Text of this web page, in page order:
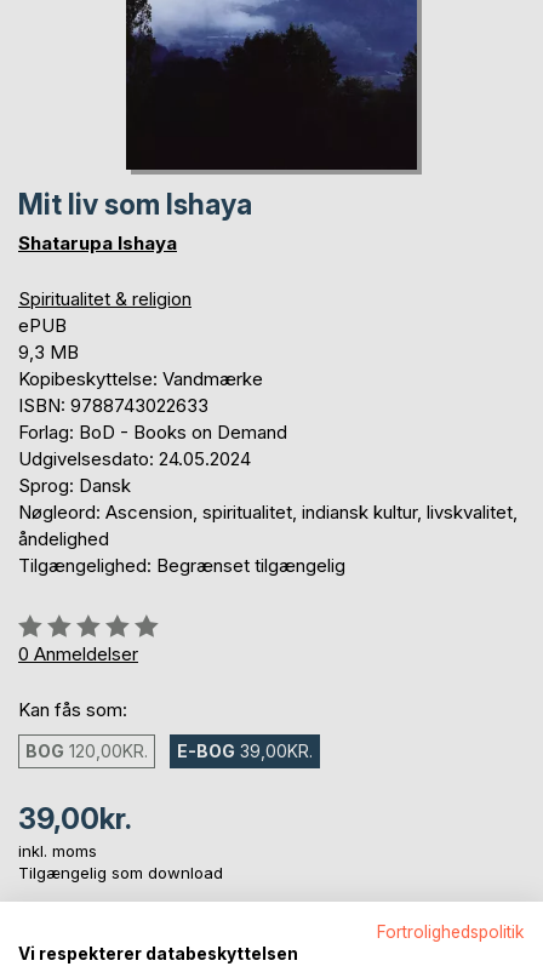
Mit liv som Ishaya
Shatarupa Ishaya
Spiritualitet & religion
ePUB
9,3 MB
Kopibeskyttelse: Vandmærke
ISBN: 9788743022633
Forlag: BoD - Books on Demand
Udgivelsesdato: 24.05.2024
Sprog: Dansk
Nøgleord: Ascension, spiritualitet, indiansk kultur, livskvalitet,
åndelighed
Tilgængelighed: Begrænset tilgængelig
Anmeldelse::
0%
0 Anmeldelser
Kan fås som:
BOG 120,00KR. E-BOG 39,00KR.
39,00kr.
inkl. moms
Tilgængelig som download
LÆG I INDKØBSKURVEN
Fortrolighedspolitik
Vi respekterer databeskyttelsen